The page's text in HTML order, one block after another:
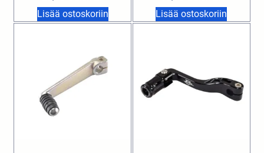
Lisää ostoskoriin Lisää ostoskoriin